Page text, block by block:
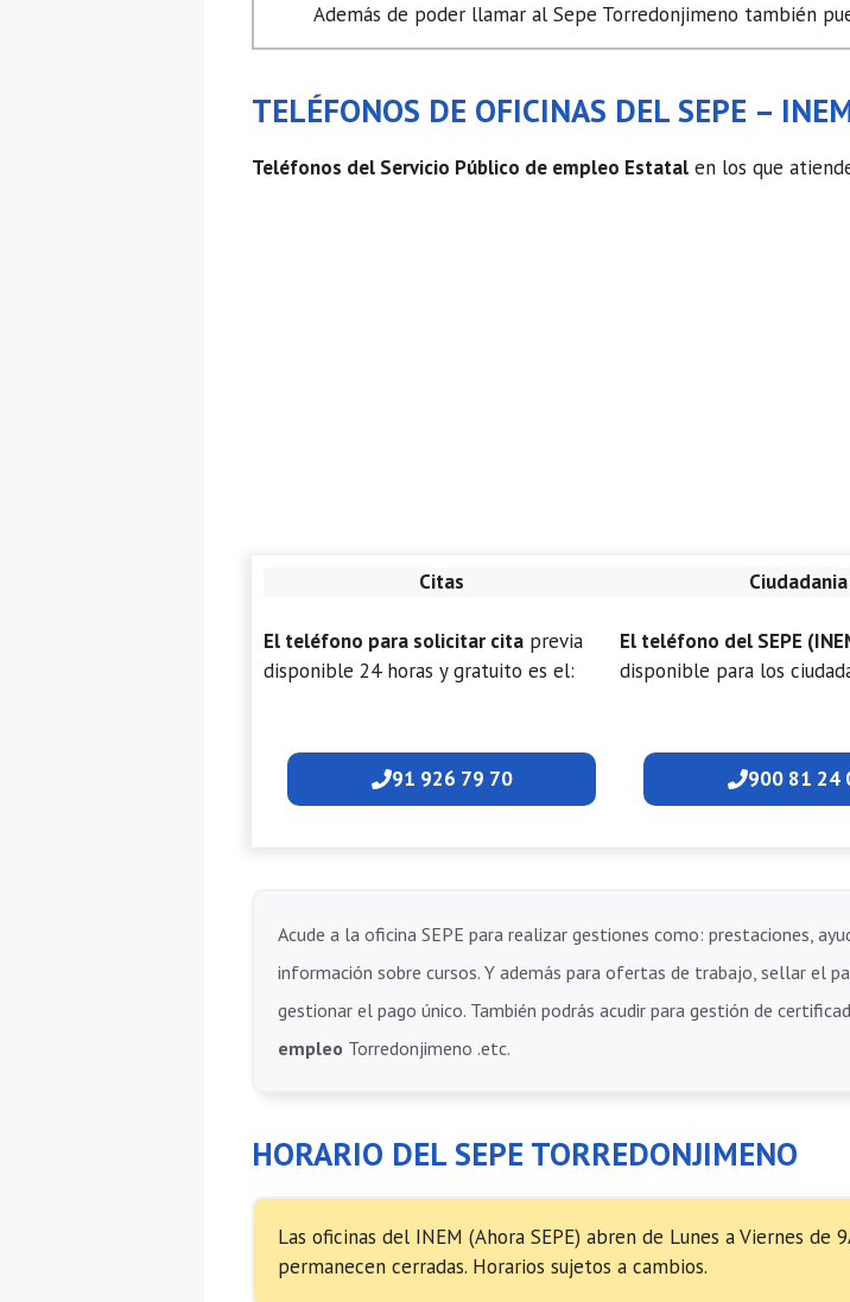
Además de poder llamar al Sepe Torredonjimeno también
TELÉFONOS DE OFICINAS DEL SEPE –
Teléfonos del Servicio Público de empleo Estatal en los que
Citas
El teléfono para solicitar cita previa
disponible 24 horas y gratuito es el:
91 926 79 70
Ciudadania
El teléfono del SEPE
disponible para los
900 81 24
Acude a la oficina SEPE para realizar gestiones como: prestaciones,
información sobre cursos. Y además para ofertas de trabajo, sellar el
gestionar el pago único. También podrás acudir para gestión de
empleo Torredonjimeno .etc.
HORARIO DEL SEPE TORREDONJIMENO
Las oficinas del INEM (Ahora SEPE) abren de Lunes a Viernes de
permanecen cerradas. Horarios sujetos a cambios.